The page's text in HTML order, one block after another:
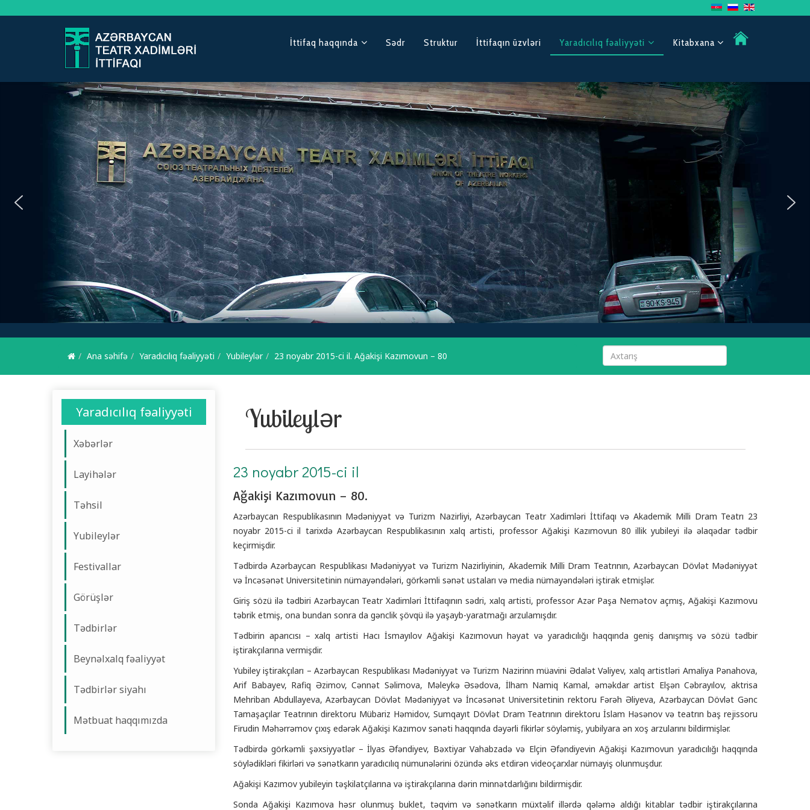
İttifaq haqqında Sədr Struktur İttifaqın üzvləri Yaradıcılıq fəaliyyəti Kitabxana
Ana səhifə Yaradıcılıq fəaliyyəti Yubileylər 23 noyabr 2015-ci il. Ağakişi Kazımovun – 80
Yaradıcılıq fəaliyyəti
Xəbərlər
Layihələr
Təhsil
Yubileylər
Festivallar
Görüşlər
Tədbirlər
Beynəlxalq fəaliyyət
Tədbirlər siyahı
Mətbuat haqqımızda
Yubileylər
23 noyabr 2015-ci il
Ağakişi Kazımovun – 80.
Azərbaycan Respublikasının Mədəniyyət və Turizm Nazirliyi, Azərbaycan Teatr Xadimləri İttifaqı və Akademik Milli Dram Teatrı 23
noyabr 2015-ci il tarixdə Azərbaycan Respublikasının xalq artisti, professor Ağakişi Kazımovun 80 illik yubileyi ilə əlaqədar tədbir
keçirmişdir.
Tədbirdə Azərbaycan Respublikası Mədəniyyət və Turizm Nazirliyinin, Akademik Milli Dram Teatrının, Azərbaycan Dövlət Mədəniyyət
və İncəsənət Universitetinin nümayəndələri, görkəmli sənət ustaları və media nümayəndələri iştirak etmişlər.
Giriş sözü ilə tədbiri Azərbaycan Teatr Xadimləri İttifaqının sədri, xalq artisti, professor Azər Paşa Nemətov açmış, Ağakişi Kazımovu
təbrik etmiş, ona bundan sonra da gənclik şövqü ilə yaşayb-yaratmağı arzulamışdır.
Tədbirin aparıcısı – xalq artisti Hacı İsmayılov Ağakişi Kazımovun həyat və yaradıcılığı haqqında geniş danışmış və sözü tədbir
iştirakçılarına vermişdir.
Yubiley iştirakçıları – Azərbaycan Respublikası Mədəniyyət və Turizm Nazirinn müavini Ədalət Vəliyev, xalq artistləri Amaliya Pənahova,
Arif Babayev, Rafiq Əzimov, Cənnət Səlimova, Məleykə Əsədova, İlham Namiq Kamal, əməkdar artist Elşən Cəbrayılov, aktrisa
Mehriban Abdullayeva, Azərbaycan Dövlət Mədəniyyət və İncəsənət Universitetinin rektoru Fərəh Əliyeva, Azərbaycan Dövlət Gənc
Tamaşaçılar Teatrının direktoru Mübariz Həmidov, Sumqayıt Dövlət Dram Teatrının direktoru İslam Həsənov və teatrın baş rejissoru
Firudin Məhərrəmov çıxış edərək Ağakişi Kazımov sənəti haqqında dəyərli fikirlər söyləmiş, yubilyara ən xoş arzularını bildirmişlər.
Tədbirdə görkəmli şəxsiyyətlər – İlyas Əfəndiyev, Bəxtiyar Vahabzadə və Elçin Əfəndiyevin Ağakişi Kazımovun yaradıcılığı haqqında
söylədikləri fikirləri və sənətkarın yaradıcılıq nümunələrini özündə əks etdirən videoçarxlar nümayiş olunmuşdur.
Ağakişi Kazımov yubileyin təşkilatçılarına və iştirakçılarına dərin minnətdarlığını bildirmişdir.
Sonda Ağakişi Kazımova həsr olunmuş buklet, təqvim və sənətkarın müxtəlif illərdə qələmə aldığı kitablar tədbir iştirakçılarına